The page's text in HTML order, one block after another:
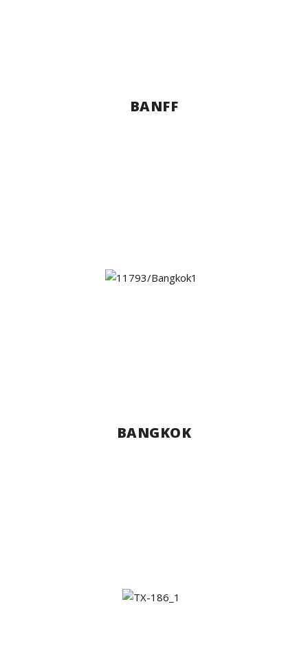
BANFF
BANGKOK